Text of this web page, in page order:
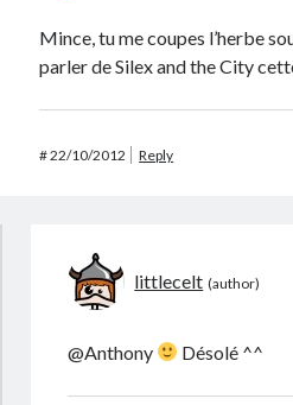
Mince, tu me coupes l’herbe
parler de Silex and the City
#22/10/2012 Reply
littlecelt
@Anthony Désolé ^^